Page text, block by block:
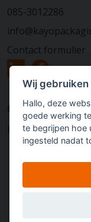
085-3012286
Contact formulier
Over Kayo
KVK: 80702287
Wij gebruiken
Hallo, deze
goede werking
te begrijpen hoe
ingesteld nadat